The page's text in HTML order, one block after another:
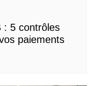
: 5 contrôles
paiements